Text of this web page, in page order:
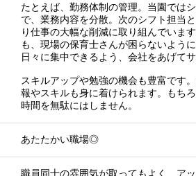
たとえば、勤務体制の管理。当園では
で、業務内容を分散。次のシフト担当
り仕事の大幅な削減に取り組んでいま
も、現場の保育士さんが困らないよう
日々に集中できるよう、会社をあげて
スキルアップや勉強の機会も豊富です
報やスキルも身に着けられます。もち
時間を無駄にはしません。
あたたかい職場◎
職員同士の雰囲気が取ってもよく、ア